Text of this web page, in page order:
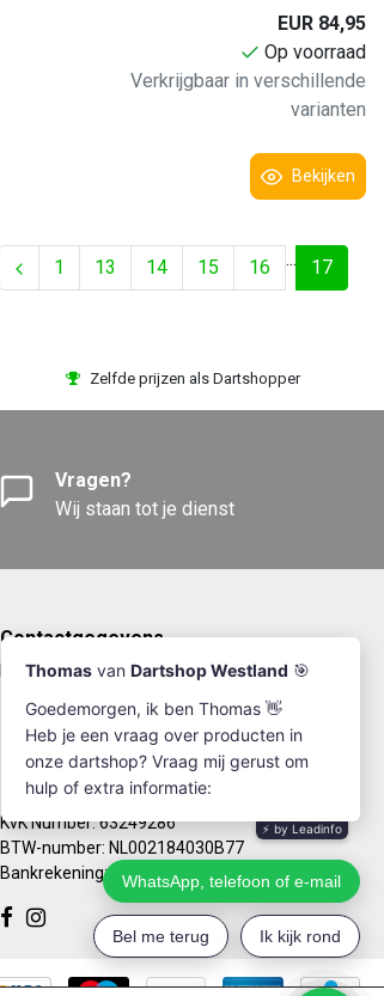
EUR 84,95
Op voorraad
Verkrijgbaar in verschillende
varianten
Bekijken
1 13 14 15 16 ... 17
Zelfde prijzen als Dartshopper
Vragen?
Wij staan tot je dienst
Contactgegevens
DartshopWestland.nl
info@dartshopwestland.nl
Kleine Woerdlaan 19
2671 CA - Naaldwijk
KvK Number: 63249286
BTW-number: NL002184030B77
Bankrekening: NL67RABO0125923279